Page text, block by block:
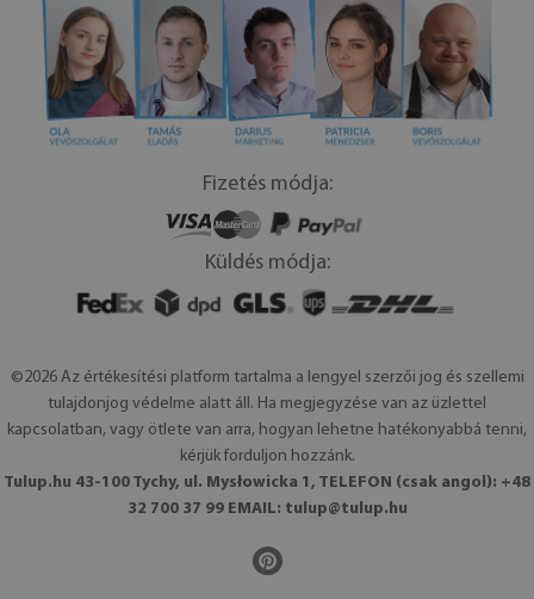
Fizetés módja:
Küldés módja:
©2026 Az értékesítési platform tartalma a lengyel szerzői jog és szellemi
tulajdonjog védelme alatt áll. Ha megjegyzése van az üzlettel
kapcsolatban, vagy ötlete van arra, hogyan lehetne hatékonyabbá tenni,
kérjük forduljon hozzánk.
Tulup.hu 43-100 Tychy, ul. Mysłowicka 1, TELEFON (csak angol): +48
32 700 37 99 EMAIL: tulup@tulup.hu